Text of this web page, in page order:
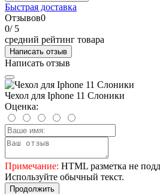
Быстрая доставка
Отзывов0
0/ 5
средний рейтинг товара
Написать отзыв
Написать отзыв
Чехол для Iphone 11 Слоники
Оценка:
Примечание: HTML разметка не
Используйте обычный текст.
Продолжить